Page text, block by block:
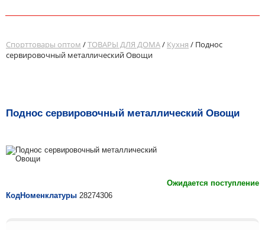
Спорттовары оптом /ТОВАРЫ ДЛЯ ДОМА/ Кухня / Поднос
сервировочный металлический Овощи
Поднос сервировочный металлический Овощи
Ожидается поступление
КодНоменклатуры 28274306